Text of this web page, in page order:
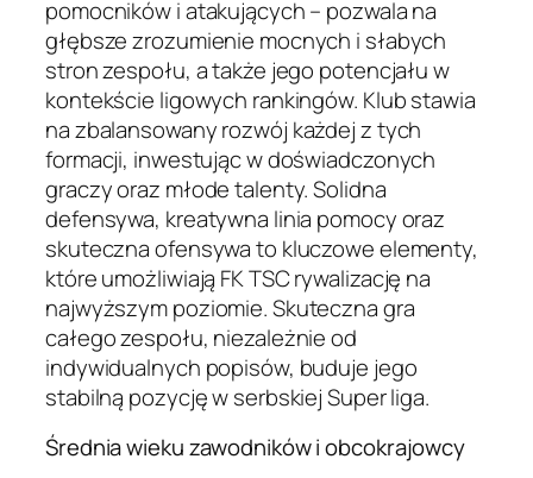
pomocników i atakujących – pozwala na
głębsze zrozumienie mocnych i słabych
stron zespołu, a także jego potencjału w
kontekście ligowych rankingów. Klub stawia
na zbalansowany rozwój każdej z tych
formacji, inwestując w doświadczonych
graczy oraz młode talenty. Solidna
defensywa, kreatywna linia pomocy oraz
skuteczna ofensywa to kluczowe elementy,
które umożliwiają FK TSC rywalizację na
najwyższym poziomie. Skuteczna gra
całego zespołu, niezależnie od
indywidualnych popisów, buduje jego
stabilną pozycję w serbskiej Super liga.
Średnia wieku zawodników i obcokrajowcy